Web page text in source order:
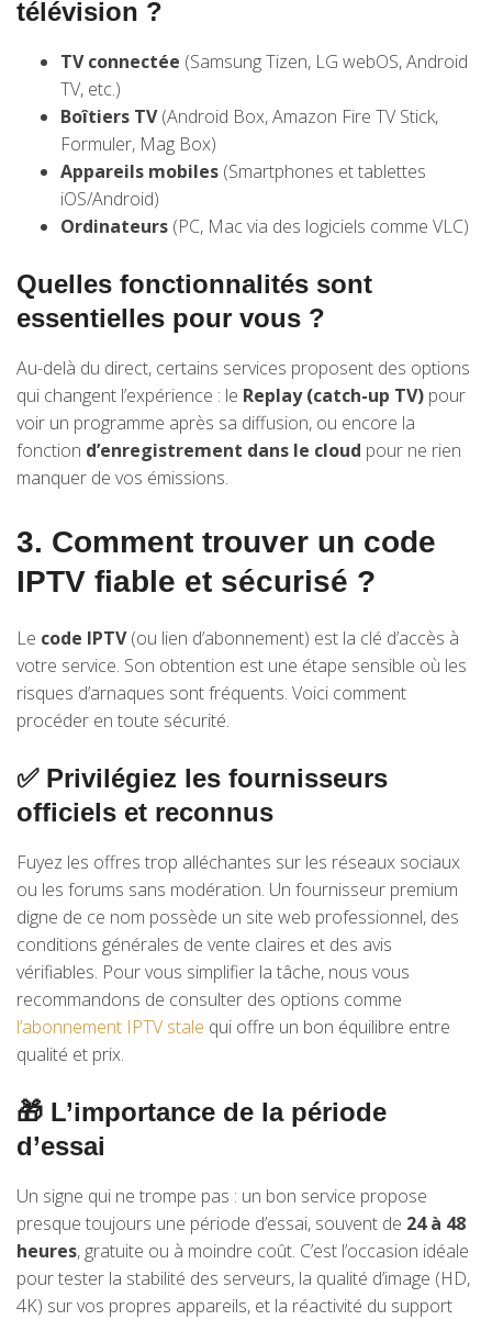
télévision ?
TV connectée (Samsung Tizen, LG webOS, Android
TV, etc.)
Boîtiers TV(Android Box, Amazon Fire TV Stick,
Formuler, Mag Box)
Appareils mobiles (Smartphones et tablettes
iOS/Android)
Ordinateurs (PC, Mac via des logiciels comme VLC)
Quelles fonctionnalités sont
essentielles pour vous ?
Au-delà du direct, certains services proposent des options
qui changent l’expérience : le Replay (catch-up TV) pour
voir un programme après sa diffusion, ou encore la
fonction d’enregistrement dans le cloud pour ne rien
manquer de vos émissions.
3. Comment trouver un code
IPTV fiable et sécurisé ?
Le code IPTV(ou lien d’abonnement) est la clé d’accès à
votre service. Son obtention est une étape sensible où les
risques d’arnaques sont fréquents. Voici comment
procéder en toute sécurité.
✅ Privilégiez les fournisseurs
officiels et reconnus
Fuyez les offres trop alléchantes sur les réseaux sociaux
ou les forums sans modération. Un fournisseur premium
digne de ce nom possède un site web professionnel, des
conditions générales de vente claires et des avis
vérifiables. Pour vous simplifier la tâche, nous vous
recommandons de consulter des options comme
l’abonnement IPTV stale qui offre un bon équilibre entre
qualité et prix.
🎁 L’importance de la période
d’essai
Un signe qui ne trompe pas : un bon service propose
presque toujours une période d’essai, souvent de 24 à 48
heures, gratuite ou à moindre coût. C’est l’occasion idéale
pour tester la stabilité des serveurs, la qualité d’image (HD,
4K) sur vos propres appareils, et la réactivité du support